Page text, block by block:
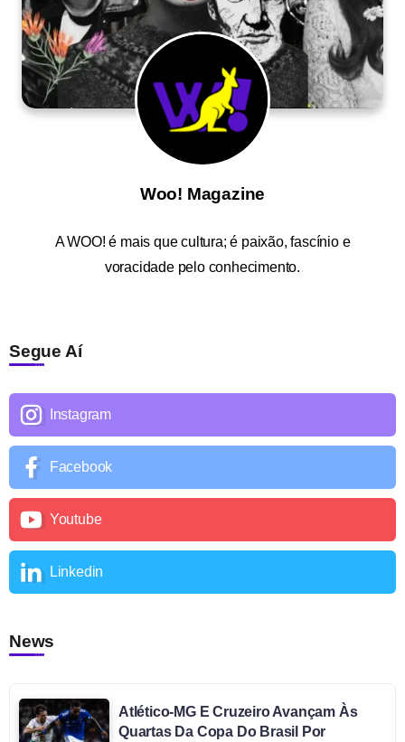
Woo! Magazine
AWOO! é mais que cultura; é paixão, fascínio e
voracidade pelo conhecimento.
Segue Aí
Instagram
Facebook
Youtube
Linkedin
News
Atlético-MG E Cruzeiro Avançam Às
Quartas Da Copa Do Brasil Por